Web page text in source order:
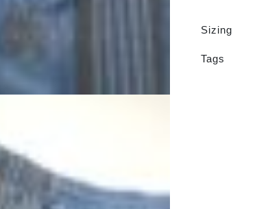
Sizing
Tags